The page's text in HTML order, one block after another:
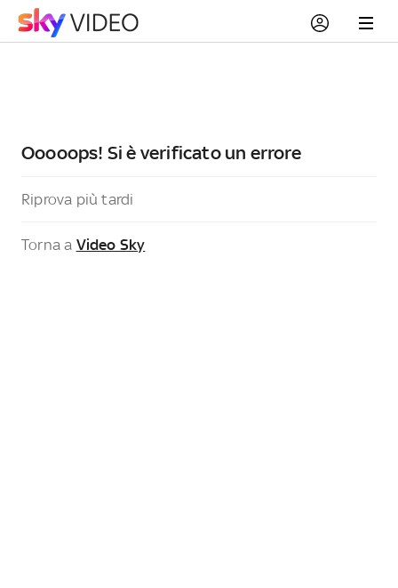
Ooooops! Si è verificato un errore
Riprova più tardi
Torna a Video Sky